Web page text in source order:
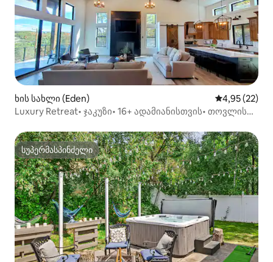
ხის სახლი (Eden) საშუალო
4,95 (22)
Luxury Retreat• ჯაკუზი• 16+ ადამიანისთვის• თოვლის
სუპერმასპინძელი
სუპერმასპინძელი